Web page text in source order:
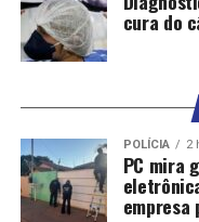
UP NEXT
Copercampos deve
negócios
Volta do Plano Safra:
secretário de política
cura do
POLÍCIA 2
PC mira
empresa